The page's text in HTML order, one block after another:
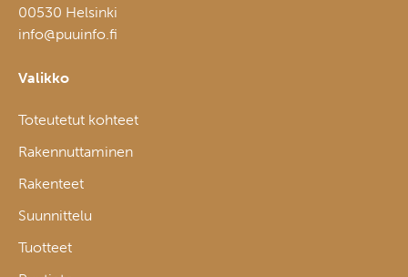
00530 Helsinki
info@puuinfo.fi
Valikko
Toteutetut kohteet
Rakennuttaminen
Rakenteet
Suunnittelu
Tuotteet